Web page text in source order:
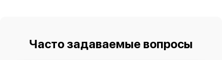
Часто задаваемые вопросы